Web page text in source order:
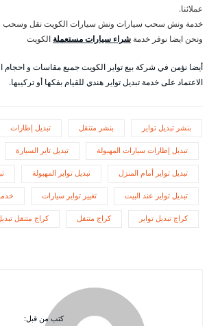
عملائنا.
خدمة ونش سحب سيارات ونش سيارات الكويت نقل وسحب
ونحن ايضا نوفر خدمة شراء سيارات مستعملة الكويت
أيضا نؤمن في شركة بيع تواير الكويت جميع مقاسات و احجام
الاعتماد على خدمة تبديل تواير هندي للقيام بفكها أو تركيبها.
بنشر تبديل تواير بنشر متنقل تبديل إطارات
تبديل إطارات سيارات المهبولة تبديل تاير السيارة
تبديل تواير أمام المنزل تبديل تواير المهبولة
تبديل تواير عند البيت تغيير تواير سيارات
كراج تبديل تواير كراج متنقل كراج متنقل
كتب من قبل: